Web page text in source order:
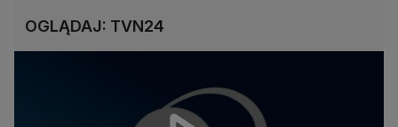
OGLĄDAJ: TVN24